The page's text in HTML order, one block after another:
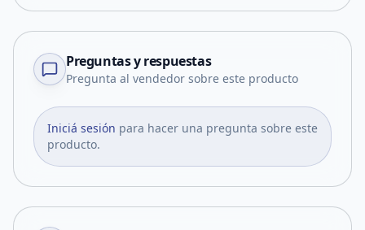
Preguntas y respuestas
Pregunta al vendedor sobre este producto
Iniciá sesión para hacer una pregunta sobre este
producto.